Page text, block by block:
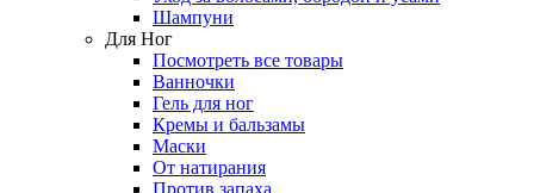
Шампуни
Для Ног
Посмотреть все товары
Ванночки
Гель для ног
Кремы и бальзамы
Маски
От натирания
Против запаха